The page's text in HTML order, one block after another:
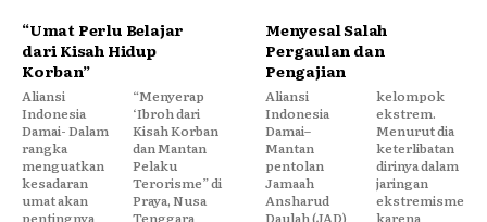
“Umat Perlu Belajar
dari Kisah Hidup
Korban”
Aliansi
Indonesia
Damai- Dalam
rangka
menguatkan
kesadaran
umat akan
pentingnya
“Menyerap
‘Ibroh dari
Kisah Korban
dan Mantan
Pelaku
Terorisme” di
Praya, Nusa
Tenggara
Menyesal Salah
Pergaulan dan
Pengajian
Aliansi
Indonesia
Damai–
Mantan
pentolan
Jamaah
Ansharud
Daulah (JAD)
kelompok
ekstrem.
Menurut dia
keterlibatan
dirinya dalam
jaringan
ekstremisme
karena